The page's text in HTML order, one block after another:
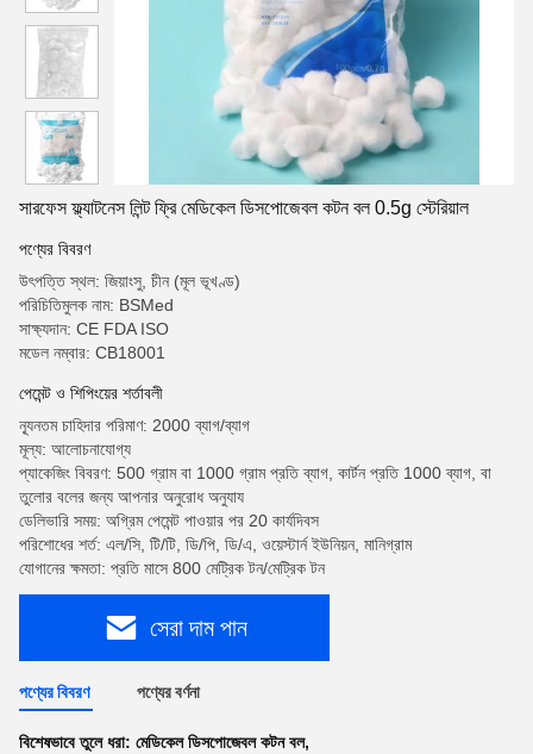
সারফেস ফ্ল্যাটনেস লিন্ট ফ্রি মেডিকেল ডিসপোজেবল কটন বল 0.5g স্টেরিয়াল
পণ্যের বিবরণ
উৎপত্তি স্থল: জিয়াংসু, চীন (মূল ভূখণ্ড)
পরিচিতিমুলক নাম: BSMed
সাক্ষ্যদান: CE FDA ISO
মডেল নম্বার: CB18001
পেমেন্ট ও শিপিংয়ের শর্তাবলী
ন্যূনতম চাহিদার পরিমাণ: 2000 ব্যাগ/ব্যাগ
মূল্য: আলোচনাযোগ্য
প্যাকেজিং বিবরণ: 500 গ্রাম বা 1000 গ্রাম প্রতি ব্যাগ, কার্টন প্রতি 1000 ব্যাগ, বা
তুলোর বলের জন্য আপনার অনুরোধ অনুযায
ডেলিভারি সময়: অগ্রিম পেমেন্ট পাওয়ার পর 20 কার্যদিবস
পরিশোধের শর্ত: এল/সি, টি/টি, ডি/পি, ডি/এ, ওয়েস্টার্ন ইউনিয়ন, মানিগ্রাম
যোগানের ক্ষমতা: প্রতি মাসে 800 মেট্রিক টন/মেট্রিক টন
সেরা দাম পান
পণ্যের বিবরণ পণ্যের বর্ণনা
বিশেষভাবে তুলে ধরা: মেডিকেল ডিসপোজেবল কটন বল,